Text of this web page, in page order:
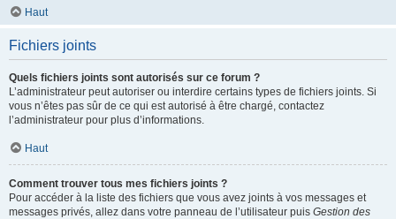
Haut
Fichiers joints
Quels fichiers joints sont autorisés sur ce forum ?
L’administrateur peut autoriser ou interdire certains types de fichiers joints. Si
vous n’êtes pas sûr de ce qui est autorisé à être chargé, contactez
l’administrateur pour plus d’informations.
Haut
Comment trouver tous mes fichiers joints ?
Pour accéder à la liste des fichiers que vous avez joints à vos messages et
messages privés, allez dans votre panneau de l’utilisateur puis Gestion des